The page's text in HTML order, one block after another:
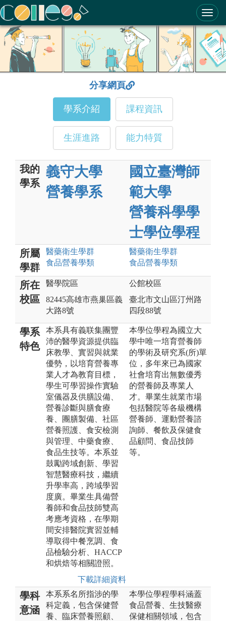
ColleGo! 大學選才與高中育才輔助系統
分享網頁
學系介紹 課程資訊
生涯進路 能力特質
我的
學系
義守大學
營養學系
國立臺灣師
範大學
營養科學學
士學位學程
所屬
學群
醫藥衛生學群
食品營養學類
醫藥衛生學群
食品營養學類
所在
校區
醫學院區
82445高雄市燕巢區義
大路8號
公館校區
臺北市文山區汀州路
四段88號
學系
特色
本系具有義联集團豐
沛的醫學資源提供臨
床教學、實習與就業
優勢，以培育營養專
業人才為教育目標，
學生可學習操作實驗
室儀器及供膳設備、
營養診斷與膳食療
養、團膳製備、社區
營養照護、食安檢測
與管理、中藥食療、
食品生技等。本系並
鼓勵跨域創新、學習
智慧醫療科技，繼續
升學率高，跨域學習
度廣。畢業生具備營
養師和食品技師雙高
考應考資格，在學期
間安排醫院實習並輔
導取得中餐烹調、食
品檢驗分析、HACCP
和烘焙等相關證照。
下載詳細資料
本學位學程為國立大
學中唯一培育營養師
的學術及研究系(所)單
位，多年來已為國家
社會培育出無數優秀
的營養師及專業人
才。畢業生就業市場
包括醫院等各級機構
營養師、運動營養諮
詢師、餐飲及保健食
品顧問、食品技師
等。
學科
意涵
本系系名所指涉的學
科定義，包含保健營
養、臨床營養照顧、
本學位學程學科涵蓋
食品營養、生技醫療
保健相關領域，包含